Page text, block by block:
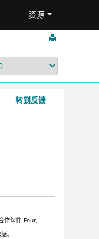
资源
转到反馈
作伙伴 Four,
。